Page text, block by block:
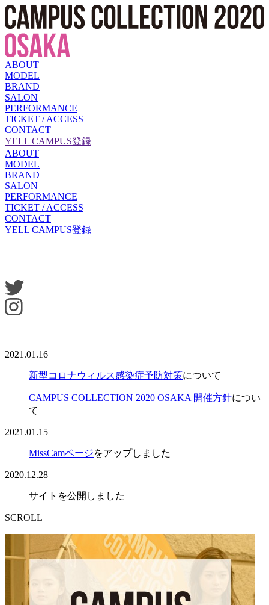
ABOUT
MODEL
BRAND
SALON
PERFORMANCE
TICKET / ACCESS
CONTACT
YELL CAMPUS登録
ABOUT
MODEL
BRAND
SALON
PERFORMANCE
TICKET / ACCESS
CONTACT
YELL CAMPUS登録
2021.01.16
新型コロナウィルス感染症予防対策について
CAMPUS COLLECTION 2020 OSAKA 開催方針につい
て
2021.01.15
MissCamページをアップしました
2020.12.28
サイトを公開しました
SCROLL